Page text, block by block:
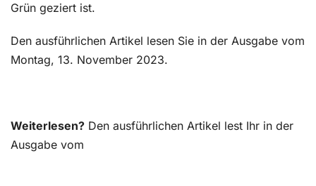
Grün geziert ist.
Den ausführlichen Artikel lesen Sie in der Ausgabe vom
Montag, 13. November 2023.
Weiterlesen? Den ausführlichen Artikel lest Ihr in der
Ausgabe vom